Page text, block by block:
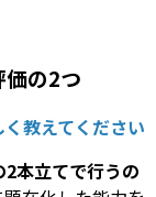
の2つ
教えてください
本立てで行うの